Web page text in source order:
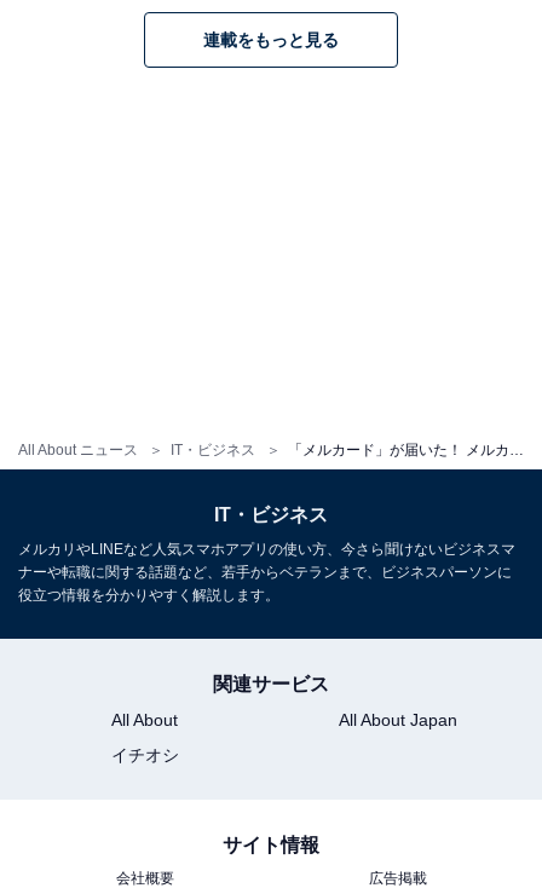
All About ニュース IT・ビジネス
連載をもっと見る
IT・ビジネス
メルカリやLINEなど人気スマホアプリの使い方、今さら聞けないビジネスマ
ナーや転職に関する話題など、若手からベテランまで、ビジネスパーソンに
役立つ情報を分かりやすく解説します。
関連サービス
All About
All About Japan
イチオシ
サイト情報
会社概要 広告掲載